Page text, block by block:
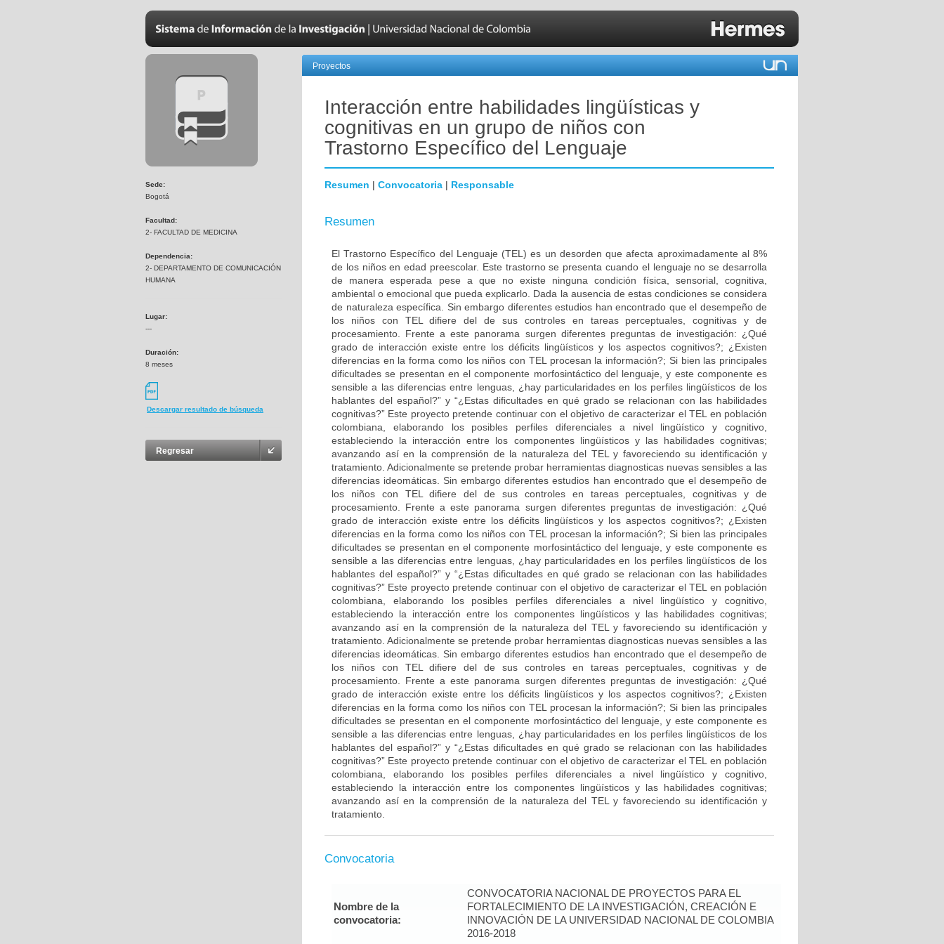
Sede:
Bogotá
Facultad:
2- FACULTAD DE MEDICINA
Dependencia:
2- DEPARTAMENTO DE COMUNICACIÓN
HUMANA
Lugar:
---
Duración:
8 meses
Descargar resultado de búsqueda
Regresar
Proyectos
Interacción entre habilidades lingüísticas y
cognitivas en un grupo de niños con
Trastorno Específico del Lenguaje
Resumen | Convocatoria | Responsable
Resumen
El Trastorno Específico del Lenguaje (TEL) es un desorden que afecta aproximadamente al 8%
de los niños en edad preescolar. Este trastorno se presenta cuando el lenguaje no se desarrolla
de manera esperada pese a que no existe ninguna condición física, sensorial, cognitiva,
ambiental o emocional que pueda explicarlo. Dada la ausencia de estas condiciones se considera
de naturaleza específica. Sin embargo diferentes estudios han encontrado que el desempeño de
los niños con TEL difiere del de sus controles en tareas perceptuales, cognitivas y de
procesamiento. Frente a este panorama surgen diferentes preguntas de investigación: ¿Qué
grado de interacción existe entre los déficits lingüísticos y los aspectos cognitivos?; ¿Existen
diferencias en la forma como los niños con TEL procesan la información?; Si bien las principales
dificultades se presentan en el componente morfosintáctico del lenguaje, y este componente es
sensible a las diferencias entre lenguas, ¿hay particularidades en los perfiles lingüísticos de los
hablantes del español?” y “¿Estas dificultades en qué grado se relacionan con las habilidades
cognitivas?” Este proyecto pretende continuar con el objetivo de caracterizar el TEL en población
colombiana, elaborando los posibles perfiles diferenciales a nivel lingüístico y cognitivo,
estableciendo la interacción entre los componentes lingüísticos y las habilidades cognitivas;
avanzando así en la comprensión de la naturaleza del TEL y favoreciendo su identificación y
tratamiento. Adicionalmente se pretende probar herramientas diagnosticas nuevas sensibles a las
diferencias ideomáticas. Sin embargo diferentes estudios han encontrado que el desempeño de
los niños con TEL difiere del de sus controles en tareas perceptuales, cognitivas y de
procesamiento. Frente a este panorama surgen diferentes preguntas de investigación: ¿Qué
grado de interacción existe entre los déficits lingüísticos y los aspectos cognitivos?; ¿Existen
diferencias en la forma como los niños con TEL procesan la información?; Si bien las principales
dificultades se presentan en el componente morfosintáctico del lenguaje, y este componente es
sensible a las diferencias entre lenguas, ¿hay particularidades en los perfiles lingüísticos de los
hablantes del español?” y “¿Estas dificultades en qué grado se relacionan con las habilidades
cognitivas?” Este proyecto pretende continuar con el objetivo de caracterizar el TEL en población
colombiana, elaborando los posibles perfiles diferenciales a nivel lingüístico y cognitivo,
estableciendo la interacción entre los componentes lingüísticos y las habilidades cognitivas;
avanzando así en la comprensión de la naturaleza del TEL y favoreciendo su identificación y
tratamiento. Adicionalmente se pretende probar herramientas diagnosticas nuevas sensibles a las
diferencias ideomáticas. Sin embargo diferentes estudios han encontrado que el desempeño de
los niños con TEL difiere del de sus controles en tareas perceptuales, cognitivas y de
procesamiento. Frente a este panorama surgen diferentes preguntas de investigación: ¿Qué
grado de interacción existe entre los déficits lingüísticos y los aspectos cognitivos?; ¿Existen
diferencias en la forma como los niños con TEL procesan la información?; Si bien las principales
dificultades se presentan en el componente morfosintáctico del lenguaje, y este componente es
sensible a las diferencias entre lenguas, ¿hay particularidades en los perfiles lingüísticos de los
hablantes del español?” y “¿Estas dificultades en qué grado se relacionan con las habilidades
cognitivas?” Este proyecto pretende continuar con el objetivo de caracterizar el TEL en población
colombiana, elaborando los posibles perfiles diferenciales a nivel lingüístico y cognitivo,
estableciendo la interacción entre los componentes lingüísticos y las habilidades cognitivas;
avanzando así en la comprensión de la naturaleza del TEL y favoreciendo su identificación y
tratamiento.
Convocatoria
Nombre de la
convocatoria:
CONVOCATORIA NACIONAL DE PROYECTOS PARA EL
FORTALECIMIENTO DE LA INVESTIGACIÓN, CREACIÓN E
INNOVACIÓN DE LA UNIVERSIDAD NACIONAL DE COLOMBIA
2016-2018